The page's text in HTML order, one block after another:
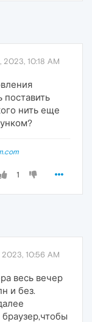
2023, 10:18 AM
поставить
нить еще
1
2023, 10:56 AM
весь вечер
и без.